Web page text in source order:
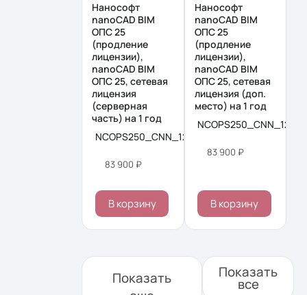
Нанософт
nanoCAD BIM
ОПС 25
(продление
лицензии),
nanoCAD BIM
ОПС 25, сетевая
лицензия
(серверная
часть) на 1 год
NCOPS250_CNN_12M_ACC_PROLONG
83 900 ₽
В корзину
Нанософт
nanoCAD BIM
ОПС 25
(продление
лицензии),
nanoCAD BIM
ОПС 25, сетевая
лицензия (доп.
место) на 1 год
83 900 ₽
В корзину
Показать
Показать
все